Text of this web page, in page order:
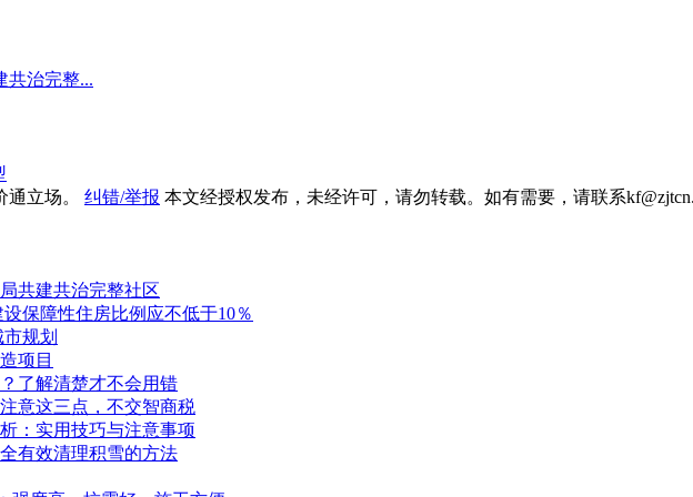
共治完整...
通立场。 纠错/举报 本文经授权发布，未经许可，请勿转载。如有需要，请联系
共建共治完整社区
保障性住房比例应不低于10％
规划
项目
了解清楚才不会用错
意这三点，不交智商税
：实用技巧与注意事项
有效清理积雪的方法